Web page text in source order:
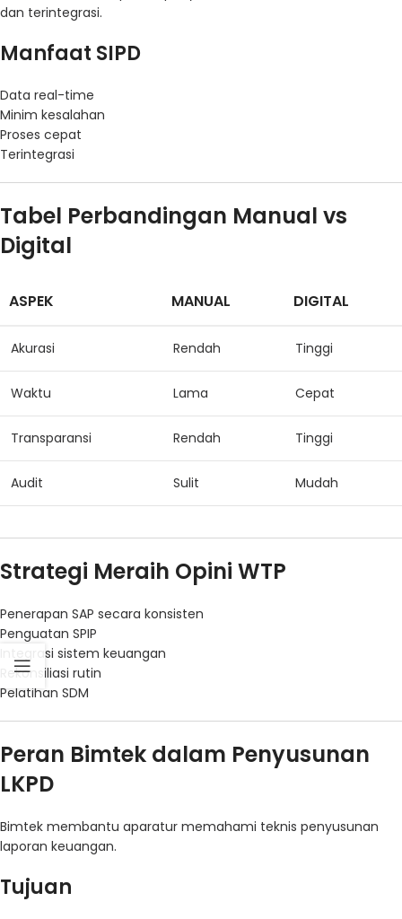
dan terintegrasi.
Manfaat SIPD
Data real-time
Minim kesalahan
Proses cepat
Terintegrasi
Tabel Perbandingan Manual vs
Digital
ASPEK MANUAL DIGITAL
Akurasi Rendah Tinggi
Waktu Lama Cepat
Transparansi Rendah Tinggi
Audit Sulit Mudah
Strategi Meraih Opini WTP
Penerapan SAP secara konsisten
Penguatan SPIP
Integrasi sistem keuangan
Rekonsiliasi rutin
Pelatihan SDM
Peran Bimtek dalam Penyusunan
LKPD
Bimtek membantu aparatur memahami teknis penyusunan
laporan keuangan.
Tujuan